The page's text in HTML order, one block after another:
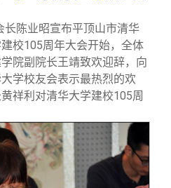
长陈业昭宣布平顶山市清华
校105周年大会开始，全体
院副院长王靖致欢迎辞，向
学校友会表示最热烈的欢
祥利对清华大学建校105周